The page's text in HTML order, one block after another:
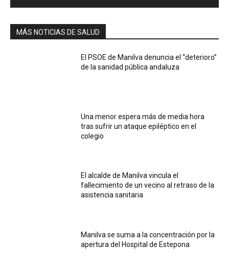
MÁS NOTICIAS DE SALUD
El PSOE de Manilva denuncia el “deterioro”
de la sanidad pública andaluza
Una menor espera más de media hora
tras sufrir un ataque epiléptico en el
colegio
El alcalde de Manilva vincula el
fallecimiento de un vecino al retraso de la
asistencia sanitaria
Manilva se suma a la concentración por la
apertura del Hospital de Estepona